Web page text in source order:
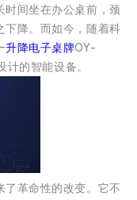
时间坐在办公桌前，颈
下降。而如今，随着科
升降电子桌牌OY-
的智能设备。
了革命性的改变。它不